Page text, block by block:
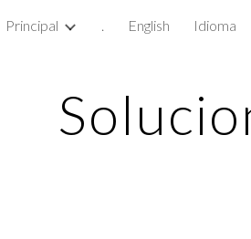
to main content
Principal . English Idioma